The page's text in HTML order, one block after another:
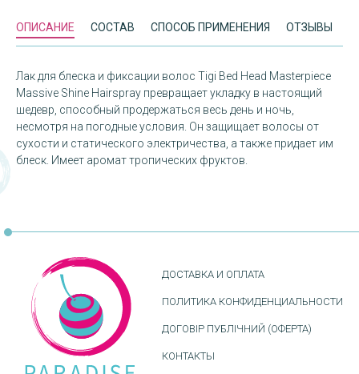
ОПИСАНИЕ СОСТАВ СПОСОБ ПРИМЕНЕНИЯ ОТЗЫВЫ
Лак для блеска и фиксации волос Tigi Bed Head Masterpiece
Massive Shine Hairspray превращает укладку в настоящий
шедевр, способный продержаться весь день и ночь,
несмотря на погодные условия. Он защищает волосы от
сухости и статического электричества, а также придает им
блеск. Имеет аромат тропических фруктов.
ДОСТАВКА И ОПЛАТА
ПОЛИТИКА КОНФИДЕНЦИАЛЬНОСТИ
ДОГОВІР ПУБЛІЧНИЙ (ОФЕРТА)
КОНТАКТЫ